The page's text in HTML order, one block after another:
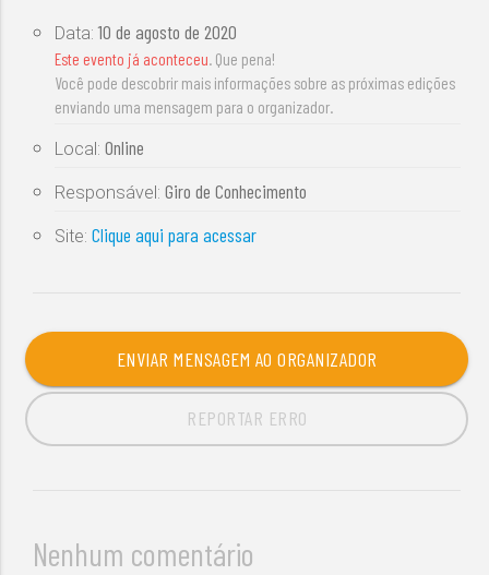
Data:10 de agosto de 2020
Este evento já aconteceu. Que pena!
Você pode descobrir mais informações sobre as próximas edições
enviando uma mensagem para o organizador.
Local:Online
Responsável:Giro de Conhecimento
Site:Clique aqui para acessar
ENVIAR MENSAGEM AO ORGANIZADOR
REPORTAR ERRO
Nenhum comentário